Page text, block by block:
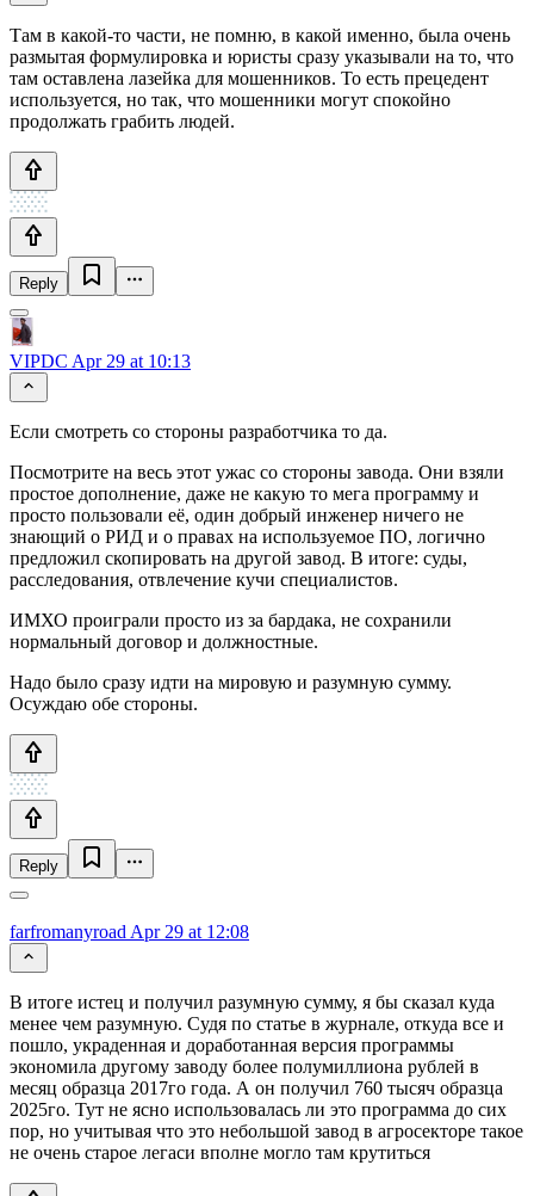
Там в какой-то части, не помню, в какой именно, была очень
размытая формулировка и юристы сразу указывали на то, что
там оставлена лазейка для мошенников. То есть прецедент
используется, но так, что мошенники могут спокойно
продолжать грабить людей.
Reply
VIPDC Apr 29 at 10:13
Если смотреть со стороны разработчика то да.
Посмотрите на весь этот ужас со стороны завода. Они взяли
простое дополнение, даже не какую то мега программу и
просто пользовали её, один добрый инженер ничего не
знающий о РИД и о правах на используемое ПО, логично
предложил скопировать на другой завод. В итоге: суды,
расследования, отвлечение кучи специалистов.
ИМХО проиграли просто из за бардака, не сохранили
нормальный договор и должностные.
Надо было сразу идти на мировую и разумную сумму.
Осуждаю обе стороны.
Reply
farfromanyroad Apr 29 at 12:08
В итоге истец и получил разумную сумму, я бы сказал куда
менее чем разумную. Судя по статье в журнале, откуда все и
пошло, украденная и доработанная версия программы
экономила другому заводу более полумиллиона рублей в
месяц образца 2017го года. А он получил 760 тысяч образца
2025го. Тут не ясно использовалась ли это программа до сих
пор, но учитывая что это небольшой завод в агросекторе такое
не очень старое легаси вполне могло там крутиться